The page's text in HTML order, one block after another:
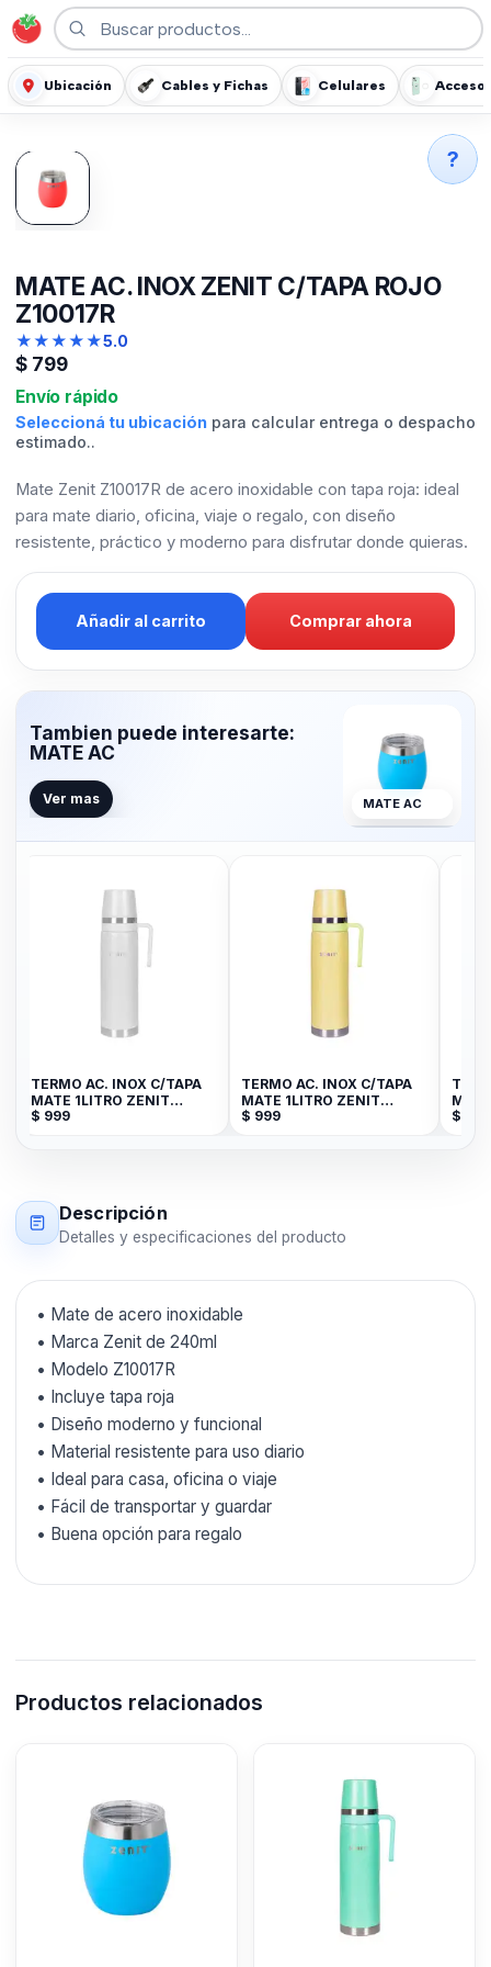
Ubicación Cables y Fichas Celulares
MATE AC. INOX ZENIT C/TAPA ROJO
Z10017R
★★★★★5.0
$ 799
Envío rápido
Seleccioná tu ubicación para calcular entrega o despacho
estimado..
Mate Zenit Z10017R de acero inoxidable con tapa roja: ideal
para mate diario, oficina, viaje o regalo, con diseño
resistente, práctico y moderno para disfrutar donde quieras.
Añadir al carrito Comprar ahora
Tambien puede interesarte:
MATE AC
Ver mas MATE AC
TERMO AC. INOX C/TAPA
MATE 1LITRO ZENIT
BLANCO ZF3W
$ 999
TERMO AC. INOX C/TAPA
MATE 1LITRO ZENIT
AMARILLO P ZF3Y
$ 999 $
Descripción
Detalles y especificaciones del producto
• Mate de acero inoxidable
• Marca Zenit de 240ml
• Modelo Z10017R
• Incluye tapa roja
• Diseño moderno y funcional
• Material resistente para uso diario
• Ideal para casa, oficina o viaje
• Fácil de transportar y guardar
• Buena opción para regalo
Productos relacionados
?